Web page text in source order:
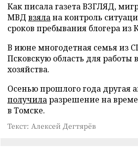
Как писала газета ВЗГЛЯД,
МВД взялана контроль
сроков пребывания блогера из
В июне многодетная семья из
Псковскую область для работы
хозяйства.
Осенью прошлого года другая
получиларазрешение на
в Томске.
Текст: Алексей Дегтярёв